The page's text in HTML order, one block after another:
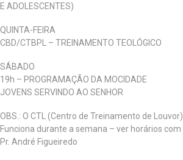
E ADOLESCENTES)
QUINTA-FEIRA
CBD/CTBPL – TREINAMENTO TEOLÓGICO
SÁBADO
19h – PROGRAMAÇÃO DA MOCIDADE
JOVENS SERVINDO AO SENHOR
OBS.: O CTL (Centro de Treinamento de Louvor)
Funciona durante a semana – ver horários com
Pr. André Figueiredo